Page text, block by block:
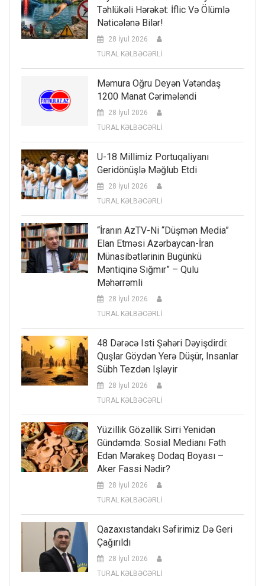
Təhlükəli Hərəkət: İflic Və Ölümlə
Nəticələnə Bilər!
28 İyul 2026
TURAL KƏLBƏCƏRLİ
Məmura Oğru Deyən Vətəndaş
1200 Manat Cərimələndi
28 İyul 2026
TURAL KƏLBƏCƏRLİ
U-18 Millimiz Portuqaliyanı
Geridönüşlə Məğlub Etdi
28 İyul 2026
TURAL KƏLBƏCƏRLİ
“İranın AzTV-Ni “düşmən Media”
Elan Etməsi Azərbaycan-İran
Münasibətlərinin Bugünkü
Məntiqinə Sığmır” – Qulu
Məhərrəmli
28 İyul 2026
TURAL KƏLBƏCƏRLİ
48 Dərəcə Isti Şəhəri Dəyişdirdi:
Quşlar Göydən Yerə Düşür, Insanlar
Sübh Tezdən Işləyir
28 İyul 2026
TURAL KƏLBƏCƏRLİ
Yüzillik Gözəllik Sirri Yenidən
Gündəmdə: Sosial Medianı Fəth
Edən Mərakeş Dodaq Boyası –
Aker Fassi Nədir?
28 İyul 2026
TURAL KƏLBƏCƏRLİ
Qazaxıstandakı Səfirimiz Də Geri
Çağırıldı
28 İyul 2026
TURAL KƏLBƏCƏRLİ